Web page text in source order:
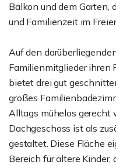
Balkon und dem Garten,
und Familienzeit im
Auf den
Familienmitglieder ihren
bietet drei gut
großes
Alltags mühelos gerecht
Dachgeschoss ist als
gestaltet. Diese Fläche
Bereich für ältere